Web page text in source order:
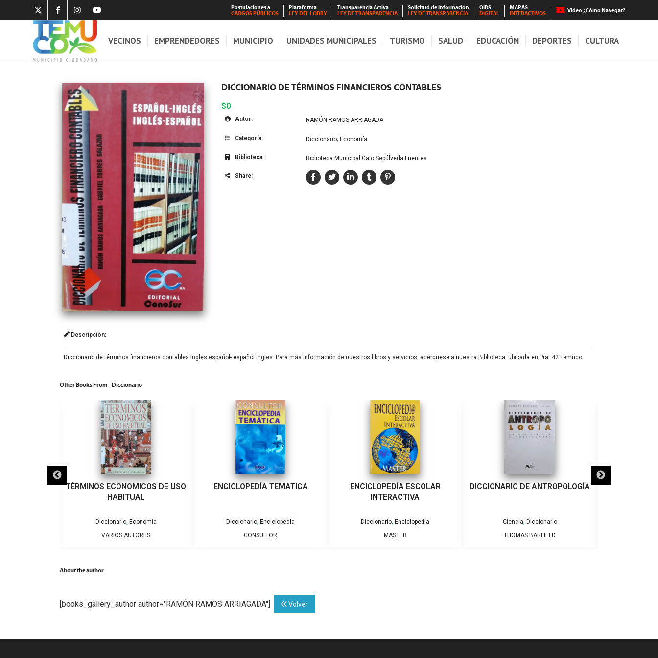
Postulaciones a
CARGOS PÚBLICOS
Plataforma
LEY DEL LOBBY
Transparencia Activa
LEY DE TRANSPARENCIA
Solicitud de Información
LEY DE TRANSPARENCIA
OIRS
DIGITAL
MAPAS
INTERACTIVOS
Video ¿Cómo Navegar?
VECINOS EMPRENDEDORES MUNICIPIO UNIDADES MUNICIPALES TURISMO SALUD EDUCACIÓN DEPORTES CULTURA
DICCIONARIO DE TÉRMINOS FINANCIEROS CONTABLES
$0
Autor: RAMÓN RAMOS ARRIAGADA
Categoría: Diccionario, Economía
Biblioteca: Biblioteca Municipal Galo Sepúlveda Fuentes
Share:
Descripción:
Diccionario de términos financieros contables ingles español- español ingles. Para más información de nuestros libros y servicios, acérquese a nuestra Biblioteca, ubicada en Prat 42 Temuco.
Other Books From - Diccionario
CHILENO
TÉRMINOS ECONOMICOS DE USO
HABITUAL
Diccionario, Economía
VARIOS AUTORES
ENCICLOPEDÍA TEMATICA
Diccionario, Enciclopedia
CONSULTOR
ENCICLOPEDÍA ESCOLAR
INTERACTIVA
Diccionario, Enciclopedia
MASTER
DICCIONARIO DE ANTROPOLOGÍA
Ciencia, Diccionario
THOMAS BARFIELD
DICCIONARIO
About the author
[books_gallery_author author="RAMÓN RAMOS ARRIAGADA"] Volver